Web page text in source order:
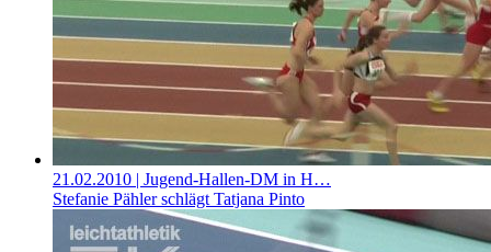
21.02.2010 | Jugend-Hallen-DM in H…
Stefanie Pähler schlägt Tatjana Pinto